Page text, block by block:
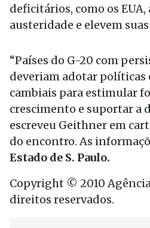
deficitários, como os
austeridade e elevem
“Países do G-20 com
deveriam adotar políticas
cambiais para estimular
crescimento e suportar a
escreveu Geithner em
do encontro. As
Estado de S. Paulo.
Copyright © 2010
direitos reservados.